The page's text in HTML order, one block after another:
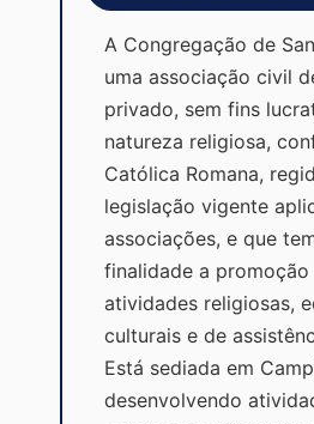
A Congregação de
uma associação civil
privado, sem fins
natureza religiosa,
Católica Romana,
legislação vigente
associações, e que
finalidade a promoção
atividades religiosas,
culturais e de
Está sediada em
desenvolvendo